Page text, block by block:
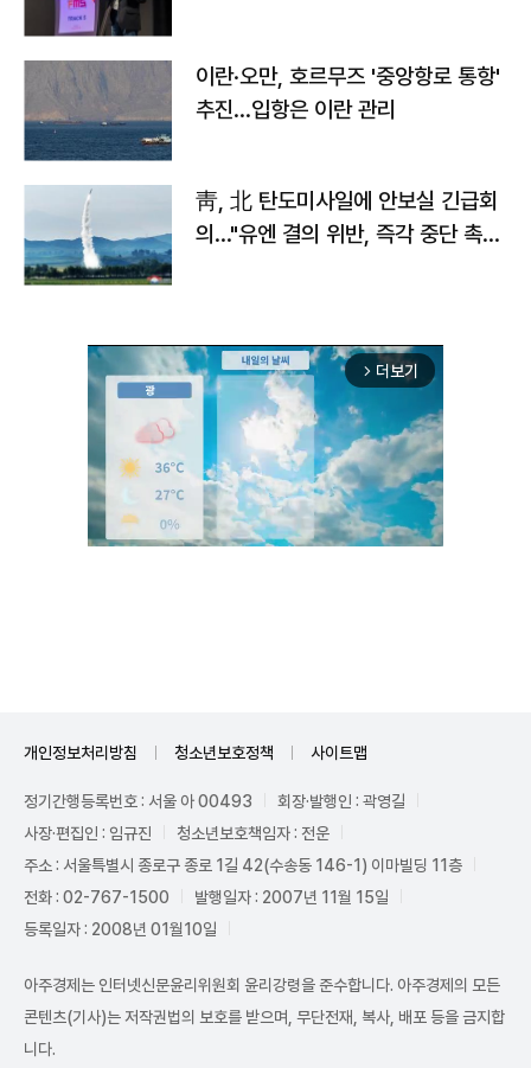
이란·오만, 호르무즈 '중앙항로 통항'
추진…입항은 이란 관리
靑, 北 탄도미사일에 안보실 긴급회
의…"유엔 결의 위반, 즉각 중단 촉
arrow_forward_ios 더보기
개인정보처리방침 청소년보호정책 사이트맵
정기간행등록번호 : 서울 아 00493
회장·발행인 : 곽영길
사장·편집인 : 임규진
청소년보호책임자 : 전운
주소 : 서울특별시 종로구 종로 1길 42(수송동 146-1) 이마빌딩 11층
전화 : 02-767-1500
발행일자 : 2007년 11월 15일
등록일자 : 2008년 01월10일
아주경제는 인터넷신문윤리위원회 윤리강령을 준수합니다. 아주경제의 모든
콘텐츠(기사)는 저작권법의 보호를 받으며, 무단전재, 복사, 배포 등을 금지합
니다.